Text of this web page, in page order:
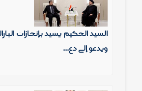
السيد الحكيم يشيد بإنجازات
ويدعو إلى دع...